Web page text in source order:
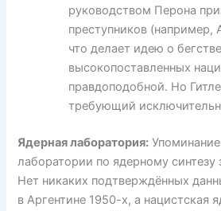
руководством Перона
преступников (например,
что делает идею о бегстве
высокопоставленных
правдоподобной. Но
требующий
Ядерная лаборатория:
лаборатории по ядерному синтезу
Нет никаких подтверждённых
в Аргентине 1950-х, а нацистская